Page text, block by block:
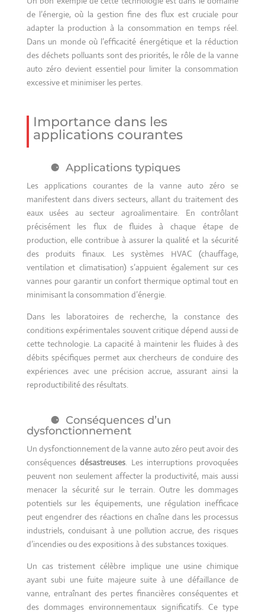
de l’énergie, où la gestion fine des flux est cruciale pour
adapter la production à la consommation en temps réel.
Dans un monde où l’efficacité énergétique et la réduction
des déchets polluants sont des priorités, le rôle de la vanne
auto zéro devient essentiel pour limiter la consommation
excessive et minimiser les pertes.
Importance dans les
applications courantes
Applications typiques
Les applications courantes de la vanne auto zéro se
manifestent dans divers secteurs, allant du traitement des
eaux usées au secteur agroalimentaire. En contrôlant
précisément les flux de fluides à chaque étape de
production, elle contribue à assurer la qualité et la sécurité
des produits finaux. Les systèmes HVAC (chauffage,
ventilation et climatisation) s’appuient également sur ces
vannes pour garantir un confort thermique optimal tout en
minimisant la consommation d’énergie.
Dans les laboratoires de recherche, la constance des
conditions expérimentales souvent critique dépend aussi de
cette technologie. La capacité à maintenir les fluides à des
débits spécifiques permet aux chercheurs de conduire des
expériences avec une précision accrue, assurant ainsi la
reproductibilité des résultats.
Conséquences d’un
dysfonctionnement
Un dysfonctionnement de la vanne auto zéro peut avoir des
conséquencesdésastreuses . Les interruptions provoquées
peuvent non seulement affecter la productivité, mais aussi
menacer la sécurité sur le terrain. Outre les dommages
potentiels sur les équipements, une régulation inefficace
peut engendrer des réactions en chaîne dans les processus
industriels, conduisant à une pollution accrue, des risques
d’incendies ou des expositions à des substances toxiques.
Un cas tristement célèbre implique une usine chimique
ayant subi une fuite majeure suite à une défaillance de
vanne, entraînant des pertes financières conséquentes et
des dommages environnementaux significatifs. Ce type